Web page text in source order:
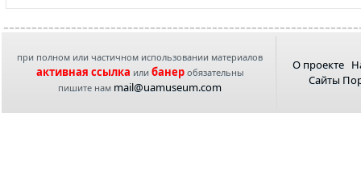
при полном или частичном использовании материалов
активная ссылка или банеробязательны
пишите нам mail@uamuseum.com
О проекте
Сайты